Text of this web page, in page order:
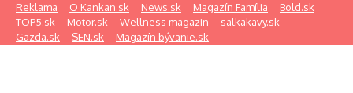
Preskočiť na obsah
Reklama O Kankan.sk News.sk Magazín Família
Bold.sk
TOP5.sk
Motor.sk Wellness magazin
salkakavy.sk
Gazda.sk
SEN.sk Magazín bývanie.sk